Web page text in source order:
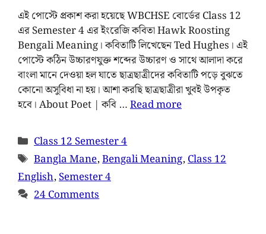
এই পোস্টে প্রকাশ করা হয়েছে WBCHSE বোর্ডের Class 12
এর ‍Semester 4 এর ইংরেজি কবিতা Hawk Roosting
Bengali Meaning। কবিতাটি লিখেছেন Ted Hughes। এই
পোস্টে কঠিন উচ্চারণযুক্ত শব্দের উচ্চারণ ও সাথে আলাদা করে
বাংলা মানে দেওয়া হল যাতে ছাত্রছাত্রীদের কবিতাটি পড়ে বুঝতে
কোনো ‍অসুবিধা না হয়। আশা করছি ছাত্রছাত্রীরা খুবই উপকৃত
হবে। About Poet | কবি …Read more
Class 12 Semester 4
Bangla Mane,Bengali Meaning,Class 12
English,Semester 4
24 Comments